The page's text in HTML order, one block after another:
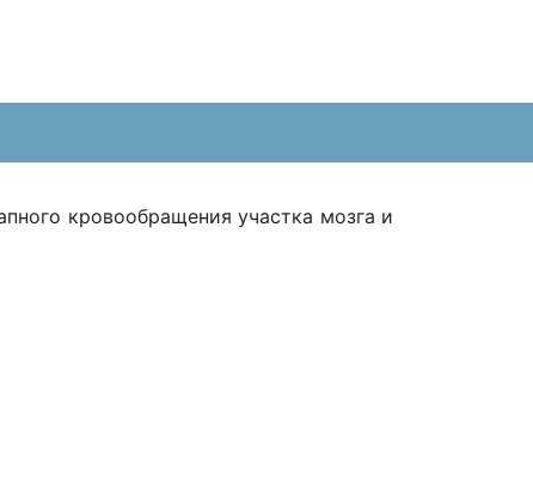
кровообращения участка мозга и